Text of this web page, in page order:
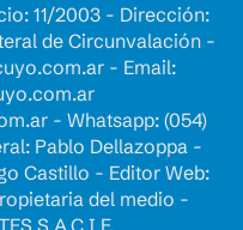
11/2003 - Dirección:
de Circunvalación -
- Email:
- Whatsapp: (054)
Pablo Dellazoppa -
Castillo - Editor Web:
del medio -
S.A.C.I.F.